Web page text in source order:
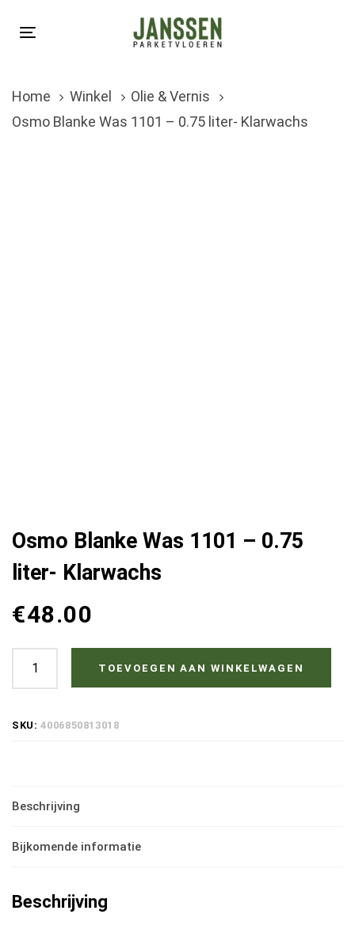
links
navigation
Skip
Toggle
Home
Winkel
Olie & Vernis
Osmo Blanke Was 1101 – 0.75 liter- Klarwachs
Osmo Blanke Was 1101 – 0.75
liter- Klarwachs
€48.00
Osmo
Blanke
liter-
TOEVOEGEN AAN WINKELWAGEN
SKU:4006850813018
Beschrijving
Bijkomende informatie
Beschrijving